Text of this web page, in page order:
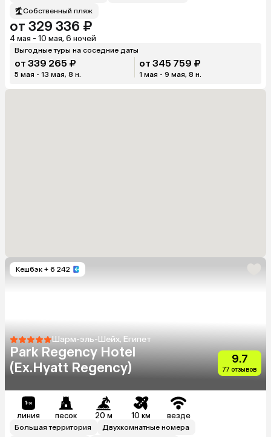
Собственный пляж
от 329 336 ₽
4 мая - 10 мая, 6 ночей
Выгодные туры на соседние даты
от 339 265 ₽
5 мая - 13 мая, 8 н.
от 345 759 ₽
1 мая - 9 мая, 8 н.
Кешбэк + 6 242
Шарм-эль-Шейх, Египет
Park Regency Hotel
(Ex.Hyatt Regency)
9.7
77 отзывов
линия песок 20 м 10 км везде
Большая территория
Двухкомнатные номера